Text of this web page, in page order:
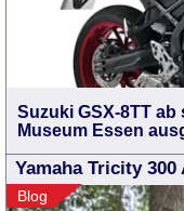
Suzuki GSX-8TT
Museum Essen
Yamaha Tricity 300
Blog